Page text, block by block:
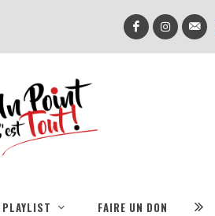
PLAYLIST FAIRE UN DON